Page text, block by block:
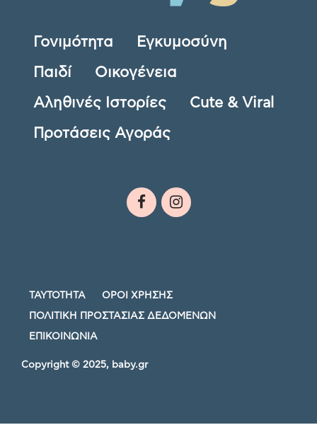
Γονιμότητα Εγκυμοσύνη
Παιδί Οικογένεια
Αληθινές Ιστορίες Cute & Viral
Προτάσεις Αγοράς
ΤΑΥΤΟΤΗΤΑ ΟΡΟΙ ΧΡΗΣΗΣ
ΠΟΛΙΤΙΚΗ ΠΡΟΣΤΑΣΙΑΣ ΔΕΔΟΜΕΝΩΝ
ΕΠΙΚΟΙΝΩΝΙΑ
Copyright © 2025, baby.gr